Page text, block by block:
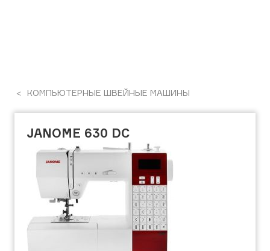
КОМПЬЮТЕРНЫЕ ШВЕЙНЫЕ МАШИНЫ
JANOME 630 DC